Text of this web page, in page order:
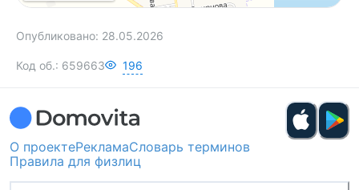
Опубликовано: 28.05.2026
Код об.: 659663 196
О проектеРекламаСловарь терминов
Правила для физлиц